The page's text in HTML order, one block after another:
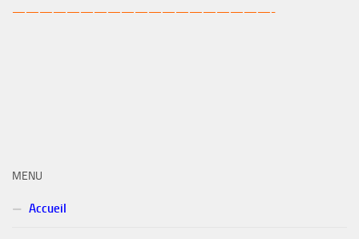
———————————————————-
MENU
Accueil